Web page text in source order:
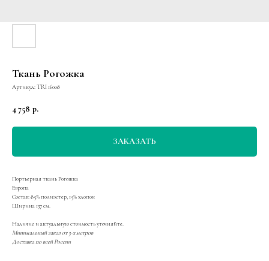
Ткань Рогожка
Артикул:TRI 16008
4 758 р.
ЗАКАЗАТЬ
Портьерная ткань Рогожка
Европа
Состав: 85% полиэстер, 15% хлопок
Ширина 137 см.
Наличие и актуальную стоимость уточняйте.
Минимальный заказ от 3-х метров
Доставка по всей России